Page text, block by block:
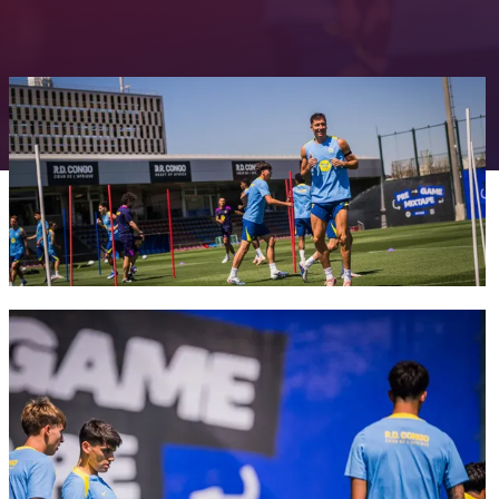
FC Barcelona club badge
FC Barcelona club badge